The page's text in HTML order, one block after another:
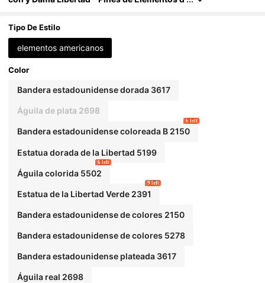
e Amigos
Tipo De Estilo
elementos americanos
Color
Bandera estadounidense dorada 3617
Águila de plata 2698
Bandera estadounidense coloreada B 2150
6 left
Estatua dorada de la Libertad 5199
Águila colorida 5502
6 left
Estatua de la Libertad Verde 2391
9 left
Bandera estadounidense de colores 2150
Bandera estadounidense de colores 5278
Bandera estadounidense plateada 3617
Águila real 2698